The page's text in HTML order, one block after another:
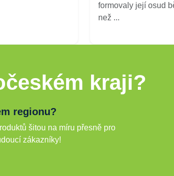
formovaly její osud
než ...
kraji?
regionu?
šitou na míru přesně pro
zákazníky!